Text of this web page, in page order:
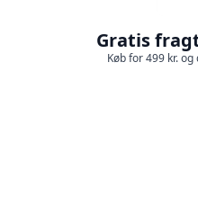
Gratis
Køb for 499 kr.